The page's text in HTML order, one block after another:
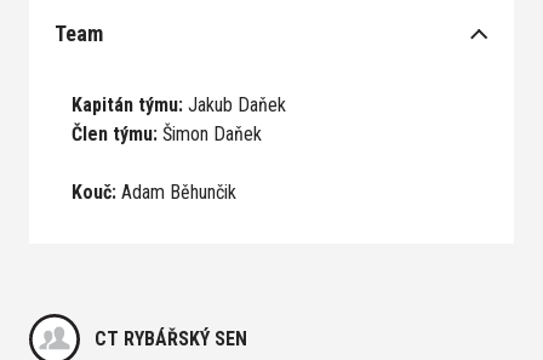
Team
Kapitán týmu: Jakub Daňek
Člen týmu: Šimon Daňek
Kouč: Adam Běhunčik
CT RYBÁŘSKÝ SEN